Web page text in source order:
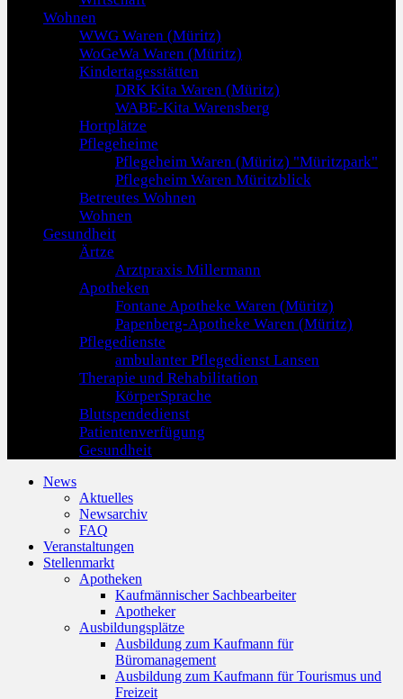
Wohnen
WWG Waren (Müritz)
WoGeWa Waren (Müritz)
Kindertagesstätten
DRK Kita Waren (Müritz)
WABE-Kita Warensberg
Hortplätze
Pflegeheime
Pflegeheim Waren (Müritz) "Müritzpark"
Pflegeheim Waren Müritzblick
Betreutes Wohnen
Wohnen
Gesundheit
Ärtze
Arztpraxis Millermann
Apotheken
Fontane Apotheke Waren (Müritz)
Papenberg-Apotheke Waren (Müritz)
Pflegedienste
ambulanter Pflegedienst Lansen
Therapie und Rehabilitation
KörperSprache
Blutspendedienst
Patientenverfügung
Gesundheit
News
Aktuelles
Newsarchiv
FAQ
Veranstaltungen
Stellenmarkt
Apotheken
Kaufmännischer Sachbearbeiter
Apotheker
Ausbildungsplätze
Ausbildung zum Kaufmann für
Büromanagement
Ausbildung zum Kaufmann für Tourismus und
Freizeit